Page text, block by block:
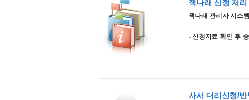
책나래 신청 처리
책나래 관리자 시스
- 신청자료 확인 후
사서 대리신청/반